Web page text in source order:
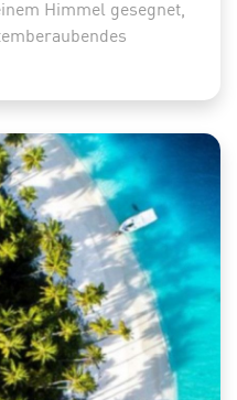
Himmel gesegnet,